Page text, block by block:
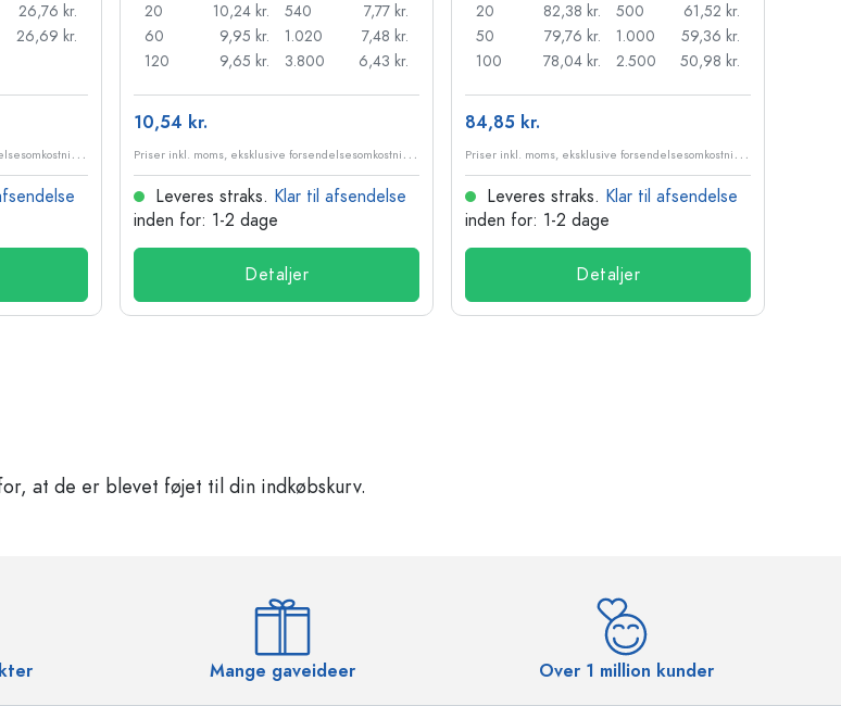
26,76 kr.
26,69 kr.
P
riser inkl. moms, eksklusive forsendelsesomkostninger
20
10,24 kr.
60
9,95 kr.
120
9,65 kr.
540
7,77 kr.
1.020
7,48 kr.
3.800
6,43 kr.
10,54 kr.
P
riser inkl. moms, eksklusive forsendelsesomkostninger
Leveres straks. Klar til afsendelse
inden for: 1-2 dage
Detaljer
20
82,38 kr.
50
79,76 kr.
100
78,04 kr.
500
61,52 kr.
1.000
59,36 kr.
2.500
50,98 kr.
84,85 kr.
P
riser inkl. moms, eksklusive forsendelsesomkostninger
Leveres straks. Klar til afsendelse
inden for: 1-2 dage
Detaljer
at de er blevet føjet til din indkøbskurv.
Mange gaveideer Over 1 million kunder